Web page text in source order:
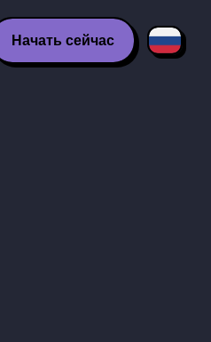
Начать сейчас